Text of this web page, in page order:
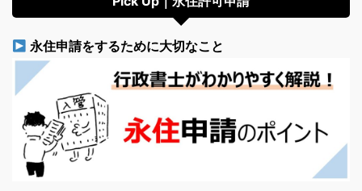
永住申請をするために大切なこと